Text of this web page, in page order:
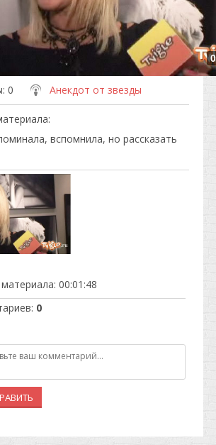
: 0 Анекдот от звезды
:
вспомнила, но рассказать
: 00:01:48
: 0